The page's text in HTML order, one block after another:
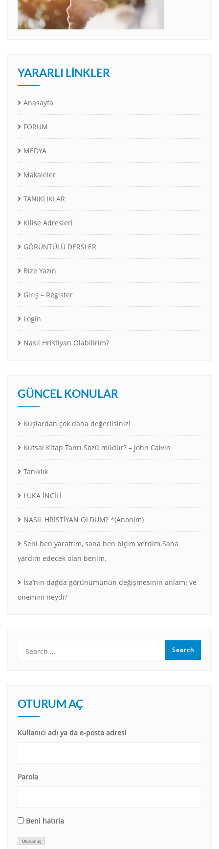
YARARLI LINKLER
Anasayfa
FORUM
MEDYA
Makaleler
TANIKLIKLAR
Kilise Adresleri
GÖRÜNTÜLÜ DERSLER
Bize Yazın
Giriş – Register
Login
Nasıl Hristiyan Olabilirim?
GÜNCEL KONULAR
Kuşlardan çok daha değerlisiniz!
Kutsal Kitap Tanrı Sözü müdür? – John Calvin
Tanıklık
LUKA İNCİLİ
NASIL HRİSTİYAN OLDUM? *(Anonim)
Seni ben yarattım, sana ben biçim verdim.Sana
yardım edecek olan benim.
İsa’nın dağda görünümünün değişmesinin anlamı ve
önemini neydi?
OTURUM AÇ
Kullanıcı adı ya da e-posta adresi
Parola
Beni hatırla
Oturum aç